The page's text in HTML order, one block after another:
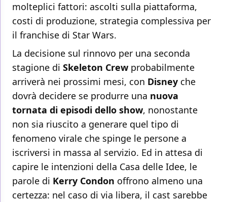
molteplici fattori: ascolti sulla piattaforma,
costi di produzione, strategia complessiva per
il franchise di Star Wars.
La decisione sul rinnovo per una seconda
stagione di Skeleton Crew probabilmente
arriverà nei prossimi mesi, con Disney che
dovrà decidere se produrre una nuova
tornata di episodi dello show, nonostante
non sia riuscito a generare quel tipo di
fenomeno virale che spinge le persone a
iscriversi in massa al servizio. Ed in attesa di
capire le intenzioni della Casa delle Idee, le
parole di Kerry Condon offrono almeno una
certezza: nel caso di via libera, il cast sarebbe